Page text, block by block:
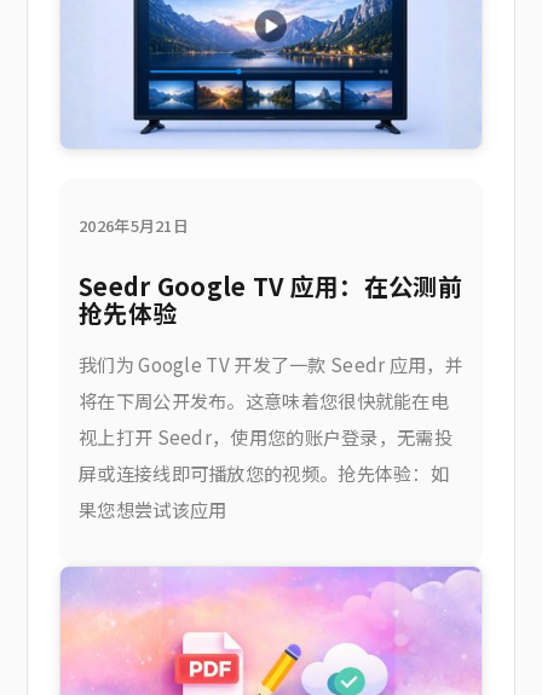
2026年5月21日
Seedr Google TV 应用：在公测前
抢先体验
我们为 Google TV 开发了一款 Seedr 应用，并
将在下周公开发布。这意味着您很快就能在电
视上打开 Seedr，使用您的账户登录，无需投
屏或连接线即可播放您的视频。抢先体验：如
果您想尝试该应用